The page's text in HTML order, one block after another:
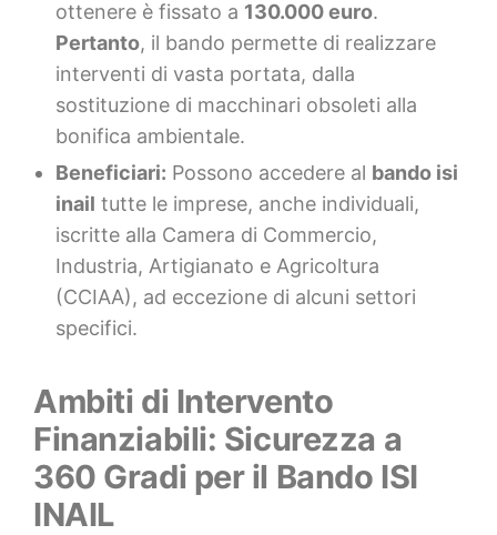
ottenere è fissato a 130.000 euro.
Pertanto, il bando permette di realizzare
interventi di vasta portata, dalla
sostituzione di macchinari obsoleti alla
bonifica ambientale.
Beneficiari: Possono accedere al bando isi
inail tutte le imprese, anche individuali,
iscritte alla Camera di Commercio,
Industria, Artigianato e Agricoltura
(CCIAA), ad eccezione di alcuni settori
specifici.
Ambiti di Intervento
Finanziabili: Sicurezza a
360 Gradi per il Bando ISI
INAIL